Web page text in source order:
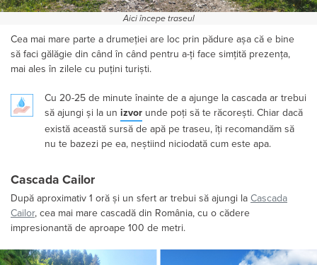
Aici începe traseul
Cea mai mare parte a drumeției are loc prin pădure așa că e bine
să faci gălăgie din când în când pentru a-ți face simțită prezența,
mai ales în zilele cu puțini turiști.
Cu 20-25 de minute înainte de a ajunge la cascada ar trebui
să ajungi și la un izvor unde poți să te răcorești. Chiar dacă
există această sursă de apă pe traseu, îți recomandăm să
nu te bazezi pe ea, neștiind niciodată cum este apa.
Cascada Cailor
După aproximativ 1 oră și un sfert ar trebui să ajungi la Cascada
Cailor, cea mai mare cascadă din România, cu o cădere
impresionantă de aproape 100 de metri.